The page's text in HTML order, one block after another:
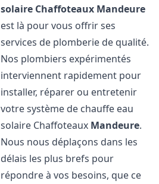
solaire Chaffoteaux Mandeure
est là pour vous offrir ses
services de plomberie de qualité.
Nos plombiers expérimentés
interviennent rapidement pour
installer, réparer ou entretenir
votre système de chauffe eau
solaire Chaffoteaux Mandeure.
Nous nous déplaçons dans les
délais les plus brefs pour
répondre à vos besoins, que ce